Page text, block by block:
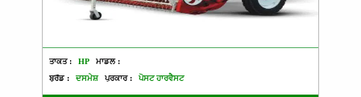
ਤਾਕਤ : HP
ਮਾਡਲ :
ਬ੍ਰੈਂਡ :
ਦਸਮੇਸ਼ ਪ੍ਰਕਾਰ : ਪੋਸਟ ਹਾਰਵੈਸਟ